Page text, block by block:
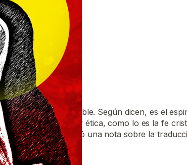
es símbolo del invisible. Según dicen, es el
documental y ética, como lo es la fe
diario EL PAÍS publicó una nota sobre la